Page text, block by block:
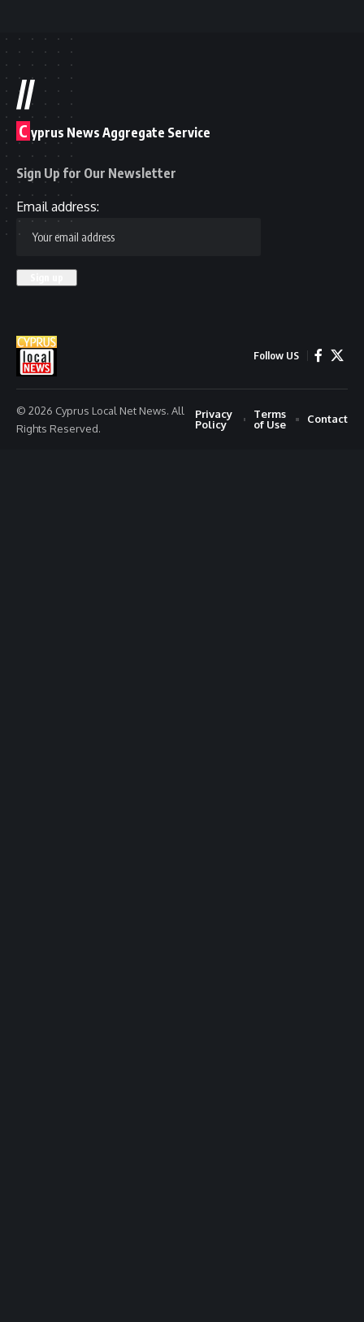
//
C yprus News Aggregate Service
Sign Up for Our Newsletter
Email address:
Follow US
© 2026 Cyprus Local Net News. All
Rights Reserved.
Privacy
Policy
Terms
of Use
Contact